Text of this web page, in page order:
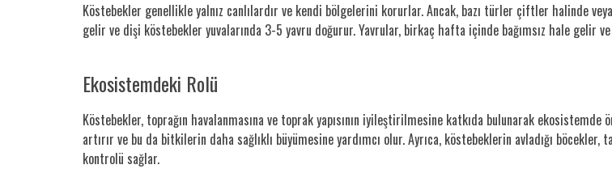
Köstebekler genellikle yalnız canlılardır ve kendi bölgelerini korurlar. Ancak, bazı türler çiftler halinde
gelir ve dişi köstebekler yuvalarında 3-5 yavru doğurur. Yavrular, birkaç hafta içinde bağımsız hale gelir
Ekosistemdeki Rolü
Köstebekler, toprağın havalanmasına ve toprak yapısının iyileştirilmesine katkıda bulunarak
artırır ve bu da bitkilerin daha sağlıklı büyümesine yardımcı olur. Ayrıca, köstebeklerin avladığı
kontrolü sağlar.